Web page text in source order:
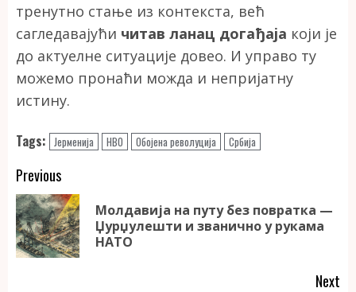
тренутно стање из контекста, већ
сагледавајући читав ланац догађаја који је
до актуелне ситуације довео. И управо ту
можемо пронаћи можда и непријатну
истину.
Tags: Јерменија НВО Обојена револуција Србија
Continue
Reading
Previous
Молдавија на путу без повратка —
Џурџулешти и званично у рукама
НАТО
Next